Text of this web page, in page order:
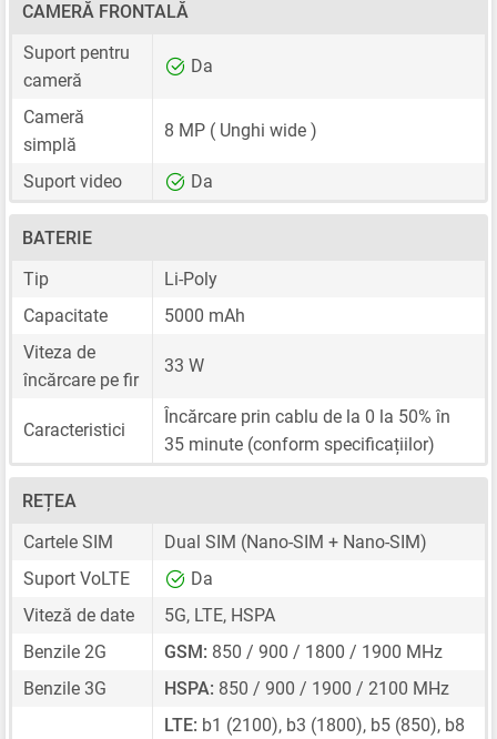
CAMERĂ FRONTALĂ
Suport pentru
cameră
Da
Cameră
simplă
8 MP ( Unghi wide )
Suport video Da
BATERIE
Tip
Li-Poly
Capacitate
5000 mAh
Viteza de
încărcare pe fir
33 W
Caracteristici
Încărcare prin cablu de la 0 la 50% în
35 minute (conform specificațiilor)
REȚEA
Cartele SIM
Dual SIM (Nano-SIM + Nano-SIM)
Suport VoLTE
Da
Viteză de date
5G, LTE, HSPA
Benzile 2G
GSM: 850 / 900 / 1800 / 1900 MHz
Benzile 3G
HSPA: 850 / 900 / 1900 / 2100 MHz
LTE: b1 (2100), b3 (1800), b5 (850), b8